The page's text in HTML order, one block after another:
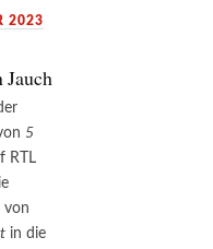
2023
5
RTL
von
in die